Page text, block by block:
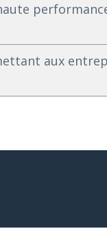
aux